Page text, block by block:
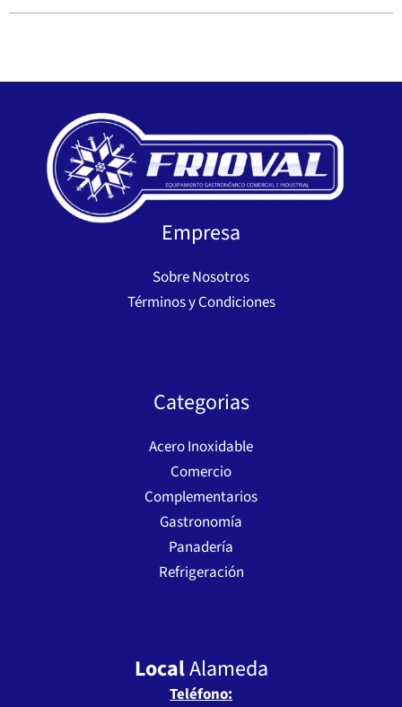
Empresa
Sobre Nosotros
Términos y Condiciones
Categorias
Acero Inoxidable
Comercio
Complementarios
Gastronomía
Panadería
Refrigeración
LocalAlameda
Teléfono: